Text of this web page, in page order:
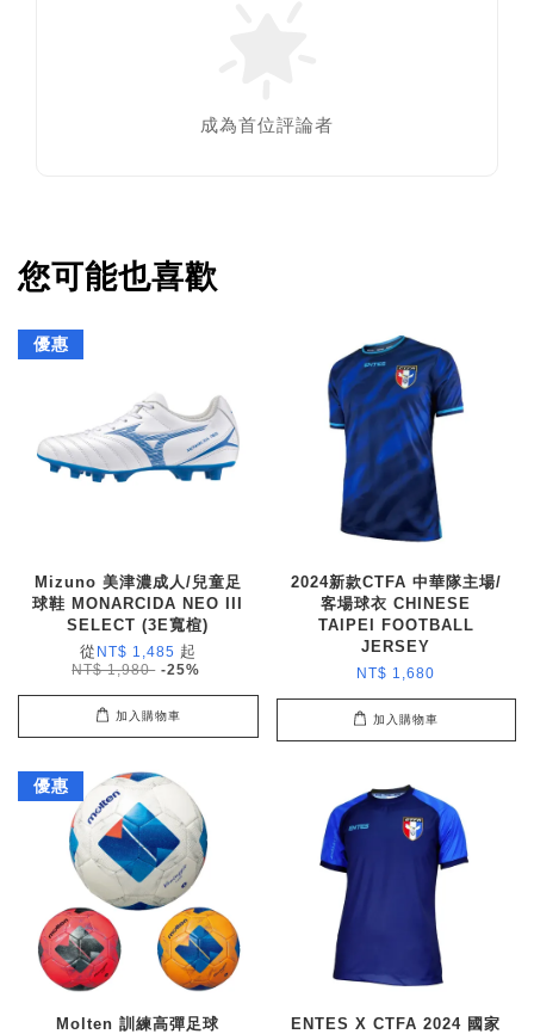
成為首位評論者
您可能也喜歡
優惠
Mizuno 美津濃成人/兒童足
球鞋 MONARCIDA NEO III
SELECT (3E寬楦)
從 NT$ 1,485 起
NT$ 1,980 -25%
加入購物車
2024新款CTFA 中華隊主場/
客場球衣 CHINESE
TAIPEI FOOTBALL
JERSEY
NT$ 1,680
加入購物車
優惠
Molten 訓練高彈足球
ENTES X CTFA 2024 國家